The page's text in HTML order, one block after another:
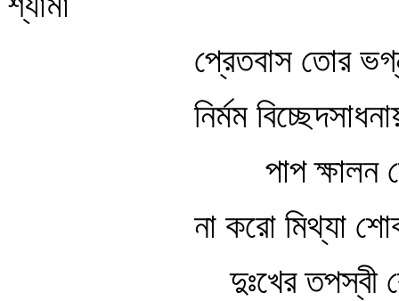
প্রেতবাস তোর
নির্মম
পাপ
না করো মিথ্যা
দুঃখের তপস্বী